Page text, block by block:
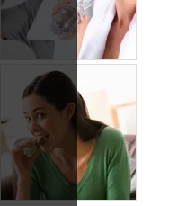
Prévenir les maux de
tête au jour le jour